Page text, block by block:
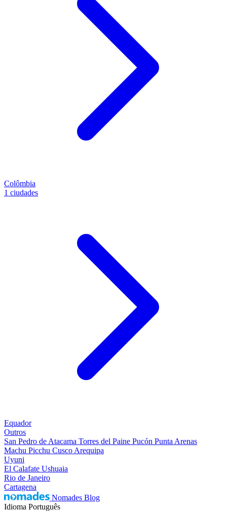
Colômbia
1 ciudades
Equador
Outros
San Pedro de Atacama Torres del Paine Pucón Punta Arenas
Machu Picchu Cusco Arequipa
Uyuni
El Calafate Ushuaia
Rio de Janeiro
Cartagena
Nomades Blog
Idioma Português